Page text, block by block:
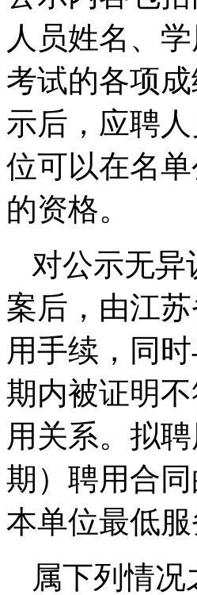
人员姓名、
考试的各项
示后，应聘
位可以在名
的资格。
对公示无
案后，由江
用手续，同
期内被证明
用关系。拟
期）聘用合
本单位最低
属下列情